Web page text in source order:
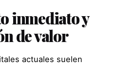
inmediato y
de valor
actuales suelen